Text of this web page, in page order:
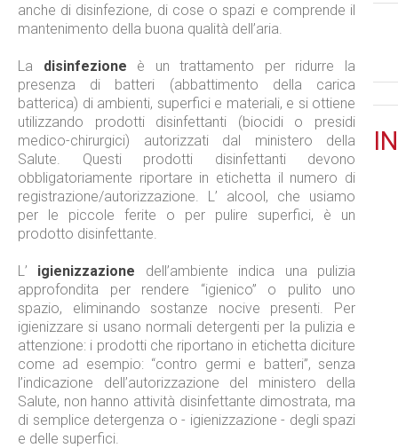
anche di disinfezione, di cose o spazi e comprende il
mantenimento della buona qualità dell’aria.
La disinfezione è un trattamento per ridurre la
presenza di batteri (abbattimento della carica
batterica) di ambienti, superfici e materiali, e si ottiene
utilizzando prodotti disinfettanti (biocidi o presidi
medico-chirurgici) autorizzati dal ministero della
Salute. Questi prodotti disinfettanti devono
obbligatoriamente riportare in etichetta il numero di
registrazione/autorizzazione. L’ alcool, che usiamo
per le piccole ferite o per pulire superfici, è un
prodotto disinfettante.
L’ igienizzazione dell’ambiente indica una pulizia
approfondita per rendere “igienico” o pulito uno
spazio, eliminando sostanze nocive presenti. Per
igienizzare si usano normali detergenti per la pulizia e
attenzione: i prodotti che riportano in etichetta diciture
come ad esempio: “contro germi e batteri”, senza
l’indicazione dell’autorizzazione del ministero della
Salute, non hanno attività disinfettante dimostrata, ma
di semplice detergenza o - igienizzazione - degli spazi
e delle superfici.
IN